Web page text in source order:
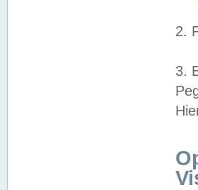
2.
3.